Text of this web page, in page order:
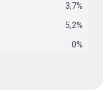
3,7%
5,2%
0%